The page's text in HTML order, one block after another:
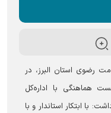
رضوی استان البرز، در
هماهنگی با اداره‌کل
با ابتکار استاندار و با